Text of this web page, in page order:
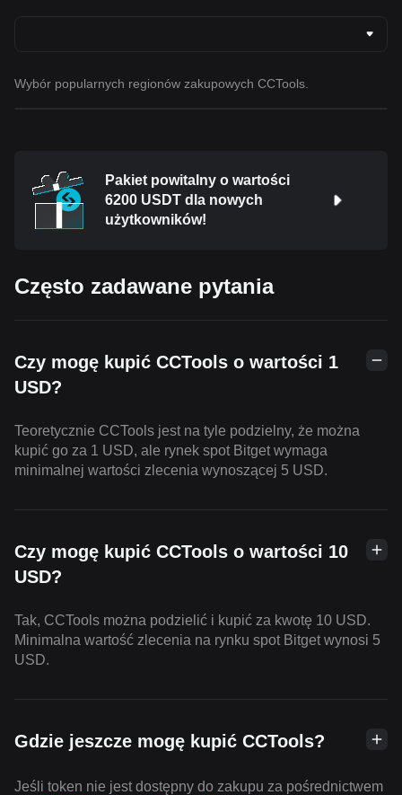
Wybór popularnych regionów zakupowych CCTools.
Pakiet powitalny o wartości
6200 USDT dla nowych
użytkowników!
Często zadawane pytania
Czy mogę kupić CCTools o wartości 1
USD?
Teoretycznie CCTools jest na tyle podzielny, że można
kupić go za 1 USD, ale rynek spot Bitget wymaga
minimalnej wartości zlecenia wynoszącej 5 USD.
Czy mogę kupić CCTools o wartości 10
USD?
Tak, CCTools można podzielić i kupić za kwotę 10 USD.
Minimalna wartość zlecenia na rynku spot Bitget wynosi 5
USD.
Gdzie jeszcze mogę kupić CCTools?
Jeśli token nie jest dostępny do zakupu za pośrednictwem